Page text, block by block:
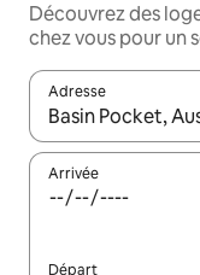
Découvrez des
chez vous pour un
Adresse
Lorsque les
Arrivée
Départ